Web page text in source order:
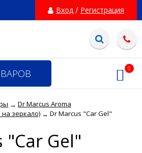
Вход / Регистрация
0
→ Dr Marcus Aroma
зеркало) → Dr Marcus "Car Gel"
"Car Gel"